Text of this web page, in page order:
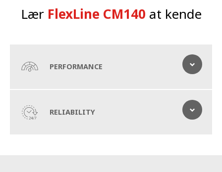
Lær FlexLine CM140 at kende
PERFORMANCE
En stor 14 m³ tank, en kraftfuld spulepumpe, ekstra
RELIABILITY